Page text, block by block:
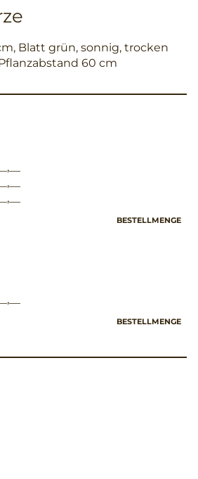
Blatt grün, sonnig, trocken
60 cm
BESTELLMENGE
BESTELLMENGE